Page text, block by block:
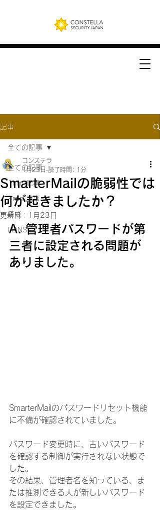
記事
全ての記事
1min 記事
3min 記事
脅威
PDNS
全ての記事
SmarterMailの脆弱性では
何が起きましたか？
コンステラ
1月23日 読了時間: 1分
更新日： 1月23日
A. 管理者パスワードが第
三者に設定される問題が
ありました。
SmarterMailのパスワードリセット機能
に不備が確認されていました。
パスワード変更時に、古いパスワード
を確認する制御が実行されない状態で
した。
その結果、管理者名を知っている、ま
たは推測できる人が新しいパスワード
を設定できました。